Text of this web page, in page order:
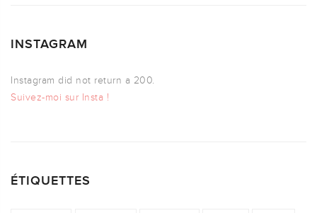
INSTAGRAM
Instagram did not return a 200.
Suivez-moi sur Insta !
ÉTIQUETTES